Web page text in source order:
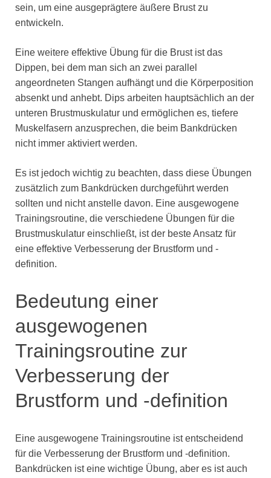
sein, um eine ausgeprägtere äußere Brust zu
entwickeln.
Eine weitere effektive Übung für die Brust ist das
Dippen, bei dem man sich an zwei parallel
angeordneten Stangen aufhängt und die Körperposition
absenkt und anhebt. Dips arbeiten hauptsächlich an der
unteren Brustmuskulatur und ermöglichen es, tiefere
Muskelfasern anzusprechen, die beim Bankdrücken
nicht immer aktiviert werden.
Es ist jedoch wichtig zu beachten, dass diese Übungen
zusätzlich zum Bankdrücken durchgeführt werden
sollten und nicht anstelle davon. Eine ausgewogene
Trainingsroutine, die verschiedene Übungen für die
Brustmuskulatur einschließt, ist der beste Ansatz für
eine effektive Verbesserung der Brustform und -
definition.
Bedeutung einer
ausgewogenen
Trainingsroutine zur
Verbesserung der
Brustform und -definition
Eine ausgewogene Trainingsroutine ist entscheidend
für die Verbesserung der Brustform und -definition.
Bankdrücken ist eine wichtige Übung, aber es ist auch